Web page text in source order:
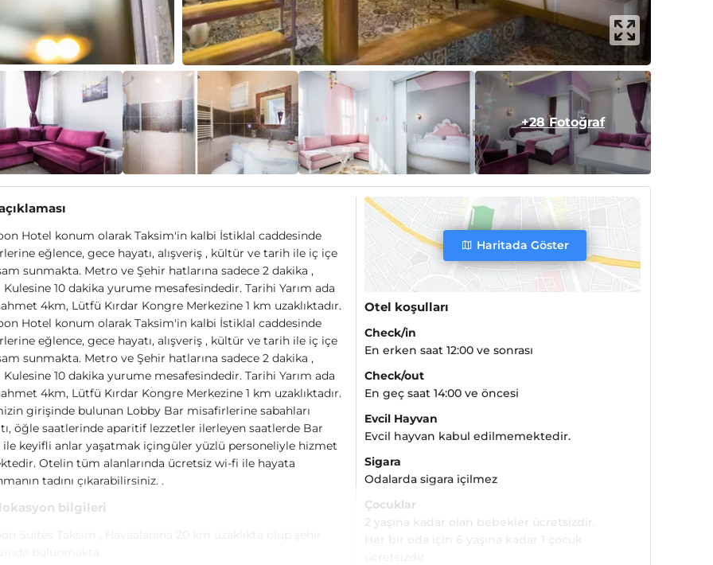
+28 Fotoğraf
Hotel konum olarak Taksim'in kalbi İstiklal caddesinde
eğlence, gece hayatı, alışveriş , kültür ve tarih ile iç içe
sunmakta. Metro ve Şehir hatlarına sadece 2 dakika ,
Kulesine 10 dakika yurume mesafesindedir. Tarihi Yarım ada
4km, Lütfü Kırdar Kongre Merkezine 1 km uzaklıktadır.
Hotel konum olarak Taksim'in kalbi İstiklal caddesinde
eğlence, gece hayatı, alışveriş , kültür ve tarih ile iç içe
sunmakta. Metro ve Şehir hatlarına sadece 2 dakika ,
Kulesine 10 dakika yurume mesafesindedir. Tarihi Yarım ada
4km, Lütfü Kırdar Kongre Merkezine 1 km uzaklıktadır.
girişinde bulunan Lobby Bar misafirlerine sabahları
öğle saatlerinde aparitif lezzetler ilerleyen saatlerde Bar
ile keyifli anlar yaşatmak içingüler yüzlü personeliyle hizmet
Otelin tüm alanlarında ücretsiz wi-fi ile hayata
tadını çıkarabilirsiniz. .
bilgileri
Haritada Göster
Otel koşulları
Check/in
En erken saat 12:00 ve sonrası
Check/out
En geç saat 14:00 ve öncesi
Evcil Hayvan
Evcil hayvan kabul edilmemektedir.
Sigara
Odalarda sigara içilmez
Çocuklar
2 yaşına kadar olan bebekler ücretsizdir.